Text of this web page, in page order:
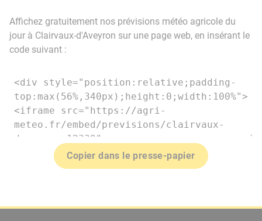
Affichez gratuitement nos prévisions météo agricole du
jour à Clairvaux-d'Aveyron sur une page web, en insérant le
code suivant :
Copier dans le presse-papier